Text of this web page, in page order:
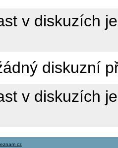
v diskuzích
diskuzní
v diskuzích